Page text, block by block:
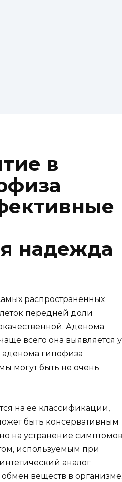
в
надежда
распространенных
передней доли
Аденома
всего она выявляется у
аденома гипофиза
могут быть не очень
на ее классификации,
быть консервативным
на устранение симптомов
используемым при
аналог
веществ в организме.